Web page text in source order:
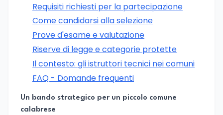
Requisiti richiesti per la partecipazione
Come candidarsi alla selezione
Prove d'esame e valutazione
Riserve di legge e categorie protette
Il contesto: gli istruttori tecnici nei comuni
FAQ - Domande frequenti
Un bando strategico per un piccolo comune
calabrese